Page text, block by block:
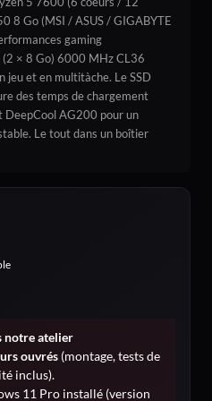
8 Go (MSI / ASUS / GIGABYTE
gaming
× 8 Go) 6000 MHz CL36
jeu et en multitàche. Le SSD
des temps de chargement
DeepCool AG200 pour un
Le tout dans un boîtier
notre atelier
ouvrés (montage, tests de
inclus).
11 Pro installé (version